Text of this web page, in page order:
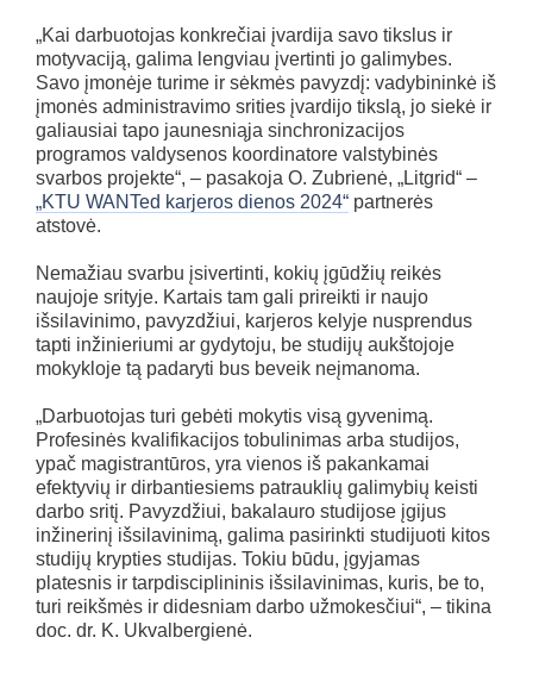
„Kai darbuotojas konkrečiai įvardija savo tikslus ir
motyvaciją, galima lengviau įvertinti jo galimybes.
Savo įmonėje turime ir sėkmės pavyzdį: vadybininkė iš
įmonės administravimo srities įvardijo tikslą, jo siekė ir
galiausiai tapo jaunesniąja sinchronizacijos
programos valdysenos koordinatore valstybinės
svarbos projekte“, – pasakoja O. Zubrienė, „Litgrid“ –
„KTU WANTed karjeros dienos 2024“ partnerės
atstovė.
Nemažiau svarbu įsivertinti, kokių įgūdžių reikės
naujoje srityje. Kartais tam gali prireikti ir naujo
išsilavinimo, pavyzdžiui, karjeros kelyje nusprendus
tapti inžinieriumi ar gydytoju, be studijų aukštojoje
mokykloje tą padaryti bus beveik neįmanoma.
„Darbuotojas turi gebėti mokytis visą gyvenimą.
Profesinės kvalifikacijos tobulinimas arba studijos,
ypač magistrantūros, yra vienos iš pakankamai
efektyvių ir dirbantiesiems patrauklių galimybių keisti
darbo sritį. Pavyzdžiui, bakalauro studijose įgijus
inžinerinį išsilavinimą, galima pasirinkti studijuoti kitos
studijų krypties studijas. Tokiu būdu, įgyjamas
platesnis ir tarpdisciplininis išsilavinimas, kuris, be to,
turi reikšmės ir didesniam darbo užmokesčiui“, – tikina
doc. dr. K. Ukvalbergienė.